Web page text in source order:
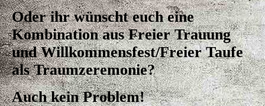
Oder ihr wünscht euch eine
Kombination aus Freier Trauung
und Willkommensfest/Freier Taufe
als Traumzeremonie?
Auch kein Problem!